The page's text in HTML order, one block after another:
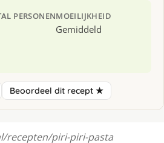
PERSONENMOEILIJKHEID
Gemiddeld
Beoordeel dit recept ★
recepten/piri-piri-pasta